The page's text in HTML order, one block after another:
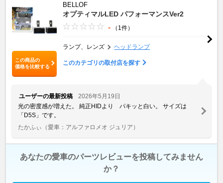
この商品の
価格を比較する
BELLOF
オプティマルLED パフォーマンスVer2
- （1件）
ランプ、レンズ ヘッドランプ
このカテゴリの取付店を探す
ユーザーの最新投稿
2026年5月19日
光の密度感が増えた。 純正HIDより パキッと白い。 サイズは
「D5S」です。
たかふぃ （愛車：アルファロメオ ジュリア）
あなたの愛車のパーツレビューを投稿してみません
か？